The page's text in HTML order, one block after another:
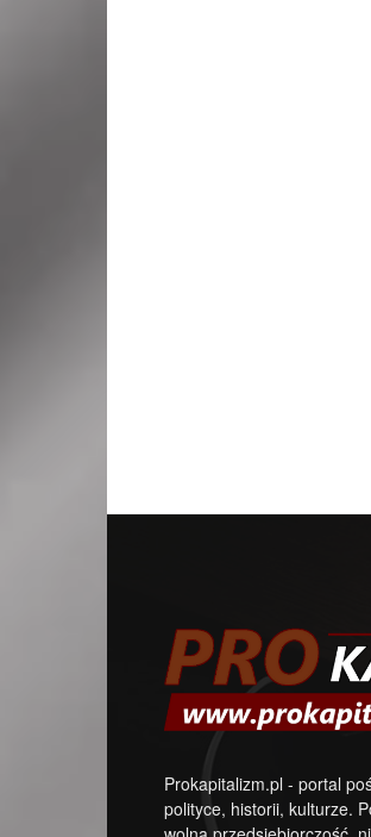
Prokapitalizm.pl - portal
polityce, historii, kulturze.